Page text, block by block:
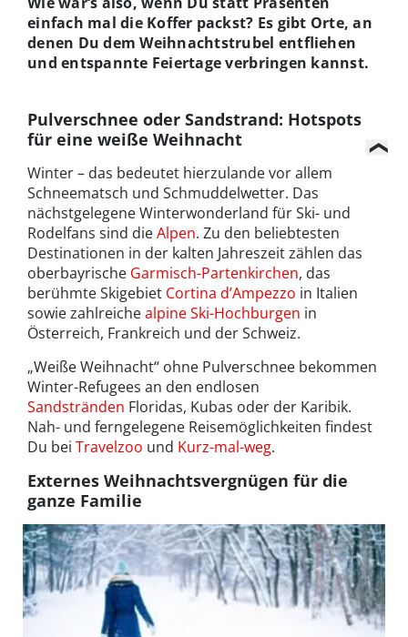
einfach mal die Koffer packst? Es gibt Orte, an
denen Du dem Weihnachtstrubel entfliehen
und entspannte Feiertage verbringen kannst.
Pulverschnee oder Sandstrand: Hotspots
für eine weiße Weihnacht
Winter – das bedeutet hierzulande vor allem
Schneematsch und Schmuddelwetter. Das
nächstgelegene Winterwonderland für Ski- und
Rodelfans sind dieAlpen. Zu den beliebtesten
Destinationen in der kalten Jahreszeit zählen das
oberbayrische Garmisch-Partenkirchen, das
berühmte Skigebiet Cortina d’Ampezzo in Italien
sowie zahlreichealpine Ski-Hochburgen in
Österreich, Frankreich und der Schweiz.
„Weiße Weihnacht“ ohne Pulverschnee bekommen
Winter-Refugees an den endlosen
Sandstränden Floridas, Kubas oder der Karibik.
Nah- und ferngelegene Reisemöglichkeiten findest
Du bei Travelzoo und Kurz-mal-weg.
Externes Weihnachtsvergnügen für die
ganze Familie